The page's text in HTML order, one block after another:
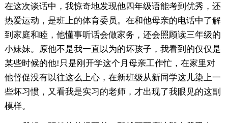
在这次谈话中，我惊奇地发现他四年级语能考到优秀，还
热爱运动，是班上的体育委员。在和他母亲的电话中了解
到家庭和睦，他懂事听话会做家务，还会照顾读三年级的
小妹妹。原他不是我一直以为的坏孩子，我看到的仅仅是
某些时候的他!只是刚开学这个月母亲工作忙，在家里对
他督促没有以往这么上心，在新班级从新同学这儿染上一
些坏习惯，又看我是实习的老师，才出现了我眼见的这副
模样。